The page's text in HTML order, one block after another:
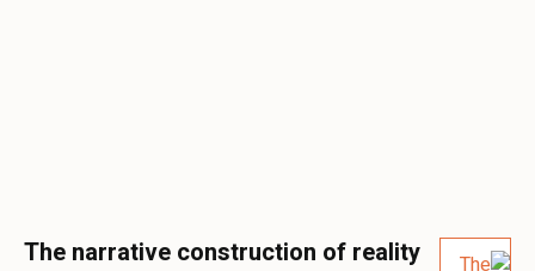
The narrative construction of reality